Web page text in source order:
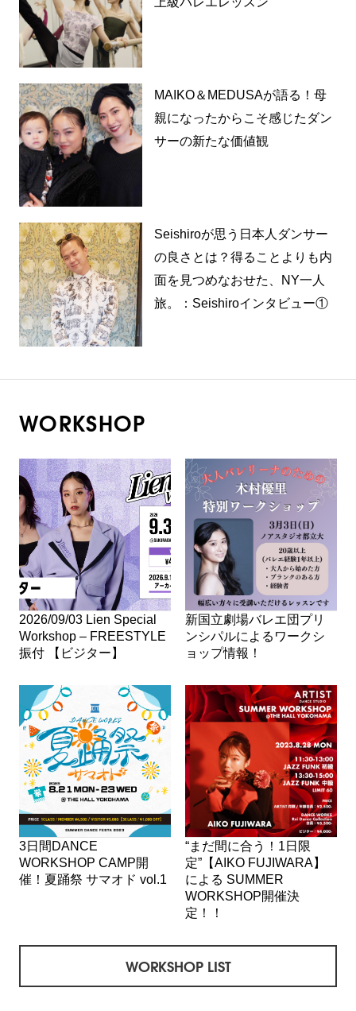
MAIKO＆MEDUSAが語る！母
親になったからこそ感じたダン
サーの新たな価値観
Seishiroが思う日本人ダンサー
の良さとは？得ることよりも内
面を見つめなおせた、NY一人
旅。：Seishiroインタビュー①
WORKSHOP
2026/09/03 Lien Special
Workshop – FREESTYLE
振付 【ビジター】
新国立劇場バレエ団プリ
ンシパルによるワークシ
ョップ情報！
3日間DANCE
WORKSHOP CAMP開
催！夏踊祭 サマオド vol.1
“まだ間に合う！1日限
定”【AIKO FUJIWARA】
による SUMMER
WORKSHOP開催決
定！！
WORKSHOP LIST